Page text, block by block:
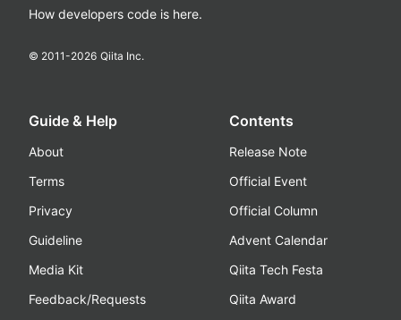
How developers code is here.
© 2011-2026 Qiita Inc.
Guide & Help
About
Terms
Privacy
Guideline
Media Kit
Feedback/Requests
Contents
Release Note
Official Event
Official Column
Advent Calendar
Qiita Tech Festa
Qiita Award